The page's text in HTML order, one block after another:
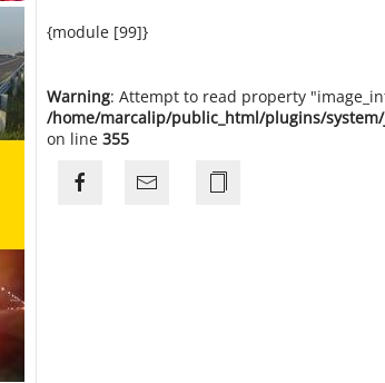
{module [99]}
Warning: Attempt to read property
/home/marcalip/public_html/plugins/
on line 355